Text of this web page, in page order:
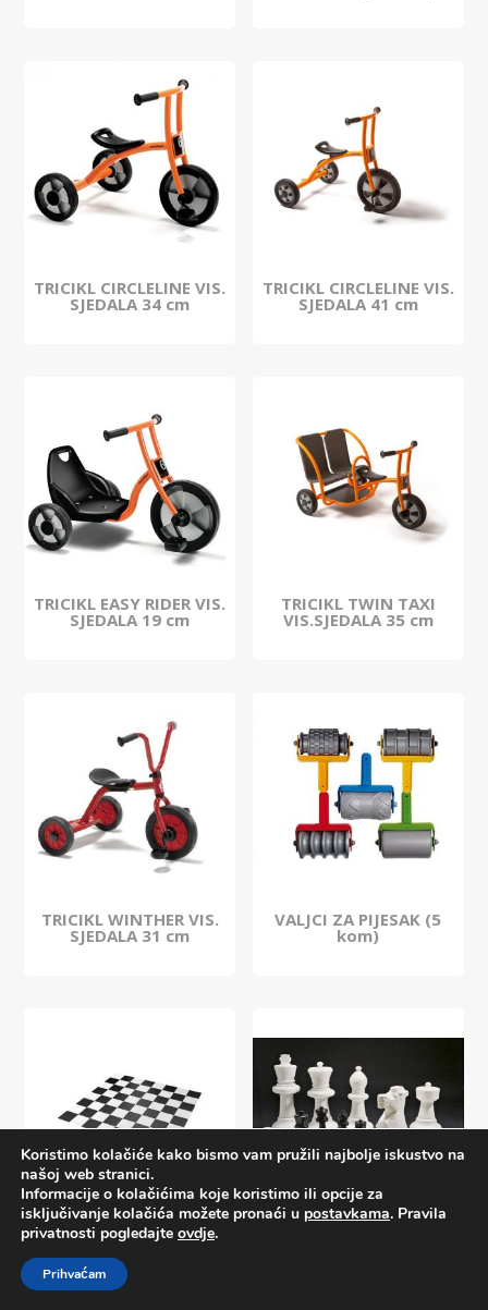
TRICIKL CIRCLELINE VIS.
SJEDALA 34 cm
TRICIKL CIRCLELINE VIS.
SJEDALA 41 cm
TRICIKL EASY RIDER VIS.
SJEDALA 19 cm
TRICIKL TWIN TAXI
VIS.SJEDALA 35 cm
TRICIKL WINTHER VIS.
SJEDALA 31 cm
VALJCI ZA PIJESAK (5
kom)
VELIKA ŠAHOVSKA PLOČA
Koristimo kolačiće kako bismo vam pružili najbolje iskustvo na
našoj web stranici.
Informacije o kolačićima koje koristimo ili opcije za
isključivanje kolačića možete pronaći u postavkama. Pravila
privatnosti pogledajte ovdje.
Prihvaćam